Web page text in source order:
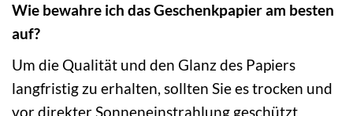
Wie bewahre ich das Geschenkpapier am besten
auf?
Um die Qualität und den Glanz des Papiers
langfristig zu erhalten, sollten Sie es trocken und
vor direkter Sonneneinstrahlung geschützt